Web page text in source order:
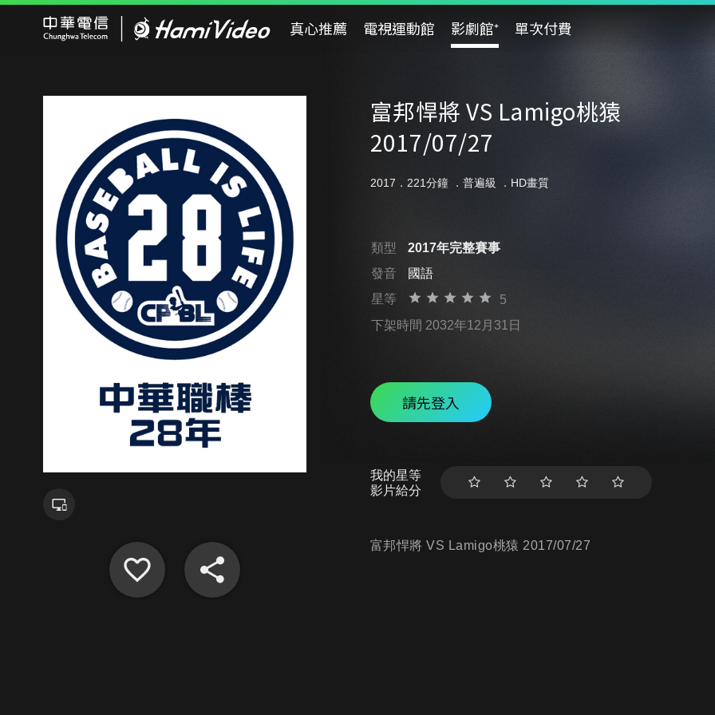
真心推薦 電視運動館 影劇館⁺ 單次付費
富邦悍將 VS Lamigo桃猿
2017/07/27
2017．221分鐘 ． 普遍級 ．HD畫質
類型
2017年完整賽事
發音
國語
星等
5
下架時間 2032年12月31日
請先登入
我的星等
影片給分
富邦悍將 VS Lamigo桃猿 2017/07/27